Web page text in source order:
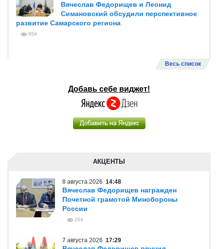
Вячеслав Федорищев и Леонид
Симановский обсудили перспективное
развитие Самарского региона
954
Весь список
Добавь себе виджет!
АКЦЕНТЫ
8 августа 2026 14:48
Вячеслав Федорищев награжден
Почетной грамотой Минобороны
России
264
7 августа 2026 17:29